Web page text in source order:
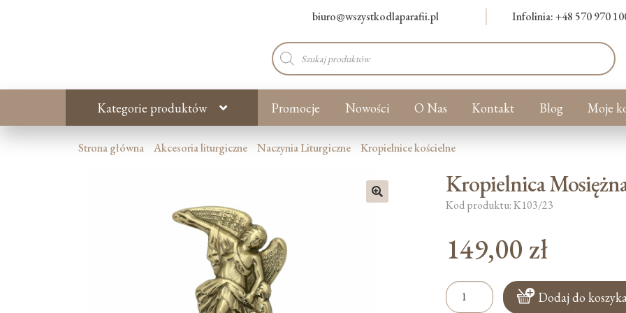
biuro@wszystkodlaparafii.pl Infolinia: +48 570 970
Wyszukiwarka
produktów
Kategorie produktów Promocje Nowości O Nas Kontakt Blog Moje
Strona główna Akcesoria liturgiczne Naczynia Liturgiczne Kropielnice kościelne
Kropielnica
Kod produktu: K103/23
149,00 zł
ilość
Kropielnica
Dodaj do